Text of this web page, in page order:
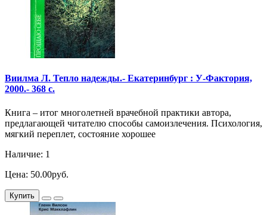
Виилма Л. Тепло надежды.- Екатеринбург : У-Фактория,
2000.- 368 с.
Книга – итог многолетней врачебной практики автора,
предлагающей читателю способы самоизлечения. Психология,
мягкий переплет, состояние хорошее
Наличие: 1
Цена: 50.00руб.
Купить